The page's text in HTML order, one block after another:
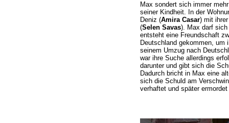
Max sondert sich immer
seiner Kindheit. In der
Deniz (Amira Casar) mit
(Selen Savas). Max darf sich
entsteht eine Freundschaft
Deutschland gekommen, um
seinem Umzug nach
war ihre Suche allerdings
darunter und gibt sich die
Dadurch bricht in Max eine
sich die Schuld am
verhaftet und später ermordet